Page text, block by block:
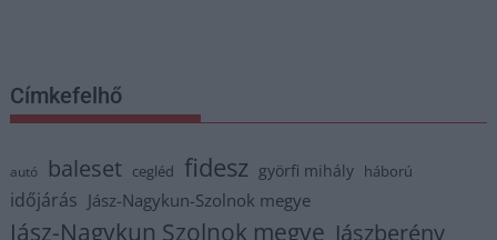
Címkefelhő
autó baleset cegléd fidesz györfi mihály háború
időjárás Jász-Nagykun-Szolnok megye
Jász-Nagykun Szolnok megye Jászberény